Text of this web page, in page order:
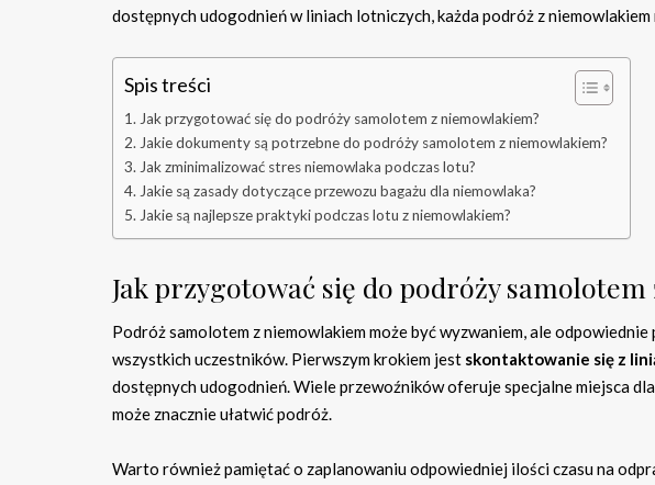
dostępnych udogodnień w liniach lotniczych, każda podróż z
Spis treści
Jak przygotować się do podróży samolotem z niemowlakiem?
Jakie dokumenty są potrzebne do podróży samolotem z niemowlakiem?
Jak zminimalizować stres niemowlaka podczas lotu?
Jakie są zasady dotyczące przewozu bagażu dla niemowlaka?
Jakie są najlepsze praktyki podczas lotu z niemowlakiem?
Jak przygotować się do podróży
Podróż samolotem z niemowlakiem może być wyzwaniem, ale
wszystkich uczestników. Pierwszym krokiem jest skontaktowanie się z
dostępnych udogodnień. Wiele przewoźników oferuje specjalne miejsca
może znacznie ułatwić podróż.
Warto również pamiętać o zaplanowaniu odpowiedniej ilości czasu na